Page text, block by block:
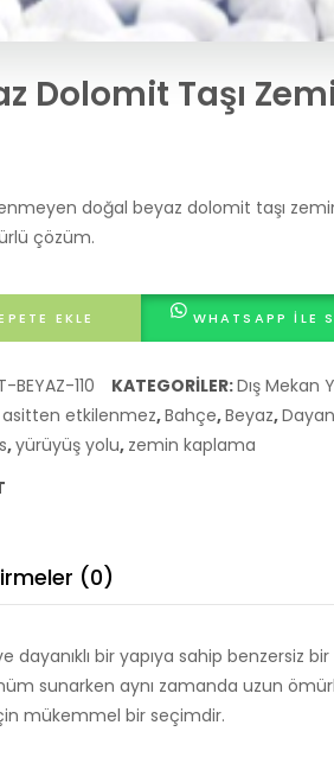
Dolomit Taşı
doğal beyaz dolomit taşı
çözüm.
EKLE WHATSAPP ILE
BEYAZ-110 KATEGORILER:Dış Mekan
asitten etkilenmez,Bahçe,Beyaz,
,yürüyüş yolu, zemin kaplama
(0)
bir yapıya sahip benzersiz
sunarken aynı zamanda uzun
mükemmel bir seçimdir.